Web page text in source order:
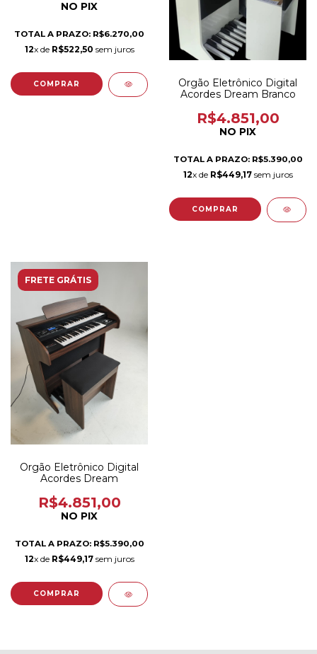
NO PIX
TOTAL A PRAZO: R$6.270,00
12x de R$522,50 sem juros
Orgão Eletrônico Digital
Acordes Dream Branco
R$4.851,00
NO PIX
TOTAL A PRAZO: R$5.390,00
12x de R$449,17sem juros
FRETE GRÁTIS
Orgão Eletrônico Digital
Acordes Dream
R$4.851,00
NO PIX
TOTAL A PRAZO: R$5.390,00
12x de R$449,17sem juros